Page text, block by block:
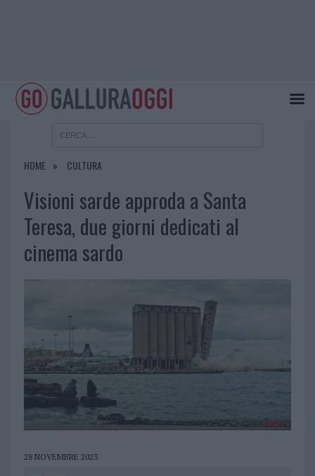
HOME CULTURA
Visioni sarde approda a Santa
Teresa, due giorni dedicati al
cinema sardo
28 NOVEMBRE 2023